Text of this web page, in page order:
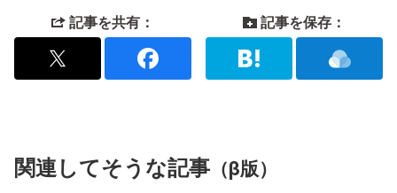
記事を共有： 記事を保存：
関連してそうな記事 （β版）